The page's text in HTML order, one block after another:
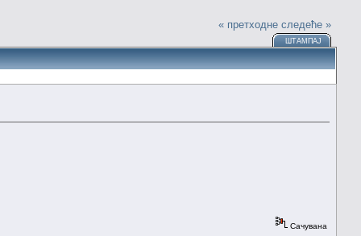
« претходне следеће »
ШТАМПАЈ
Сачувана